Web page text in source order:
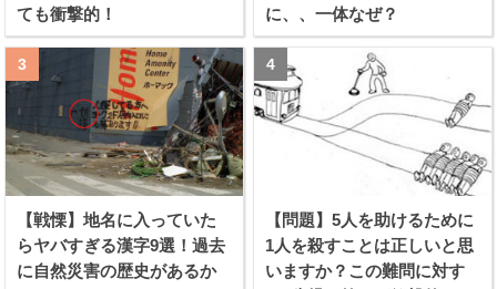
ても衝撃的！
に、、一体なぜ？
【戦慄】地名に入っていた
らヤバすぎる漢字9選！過去
に自然災害の歴史があるか
【問題】5人を助けるために
1人を殺すことは正しいと思
いますか？この難問に対す